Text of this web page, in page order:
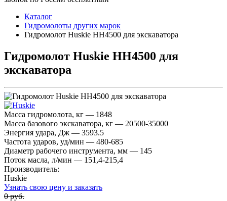
Каталог
Гидромолоты других марок
Гидромолот Huskie HH4500 для экскаватора
Гидромолот Huskie HH4500 для
экскаватора
Масса гидромолота, кг — 1848
Масса базового экскаватора, кг — 20500-35000
Энергия удара, Дж — 3593.5
Частота ударов, уд/мин — 480-685
Диаметр рабочего инструмента, мм — 145
Поток масла, л/мин — 151,4-215,4
Производитель:
Huskie
Узнать свою цену и заказать
0 руб.